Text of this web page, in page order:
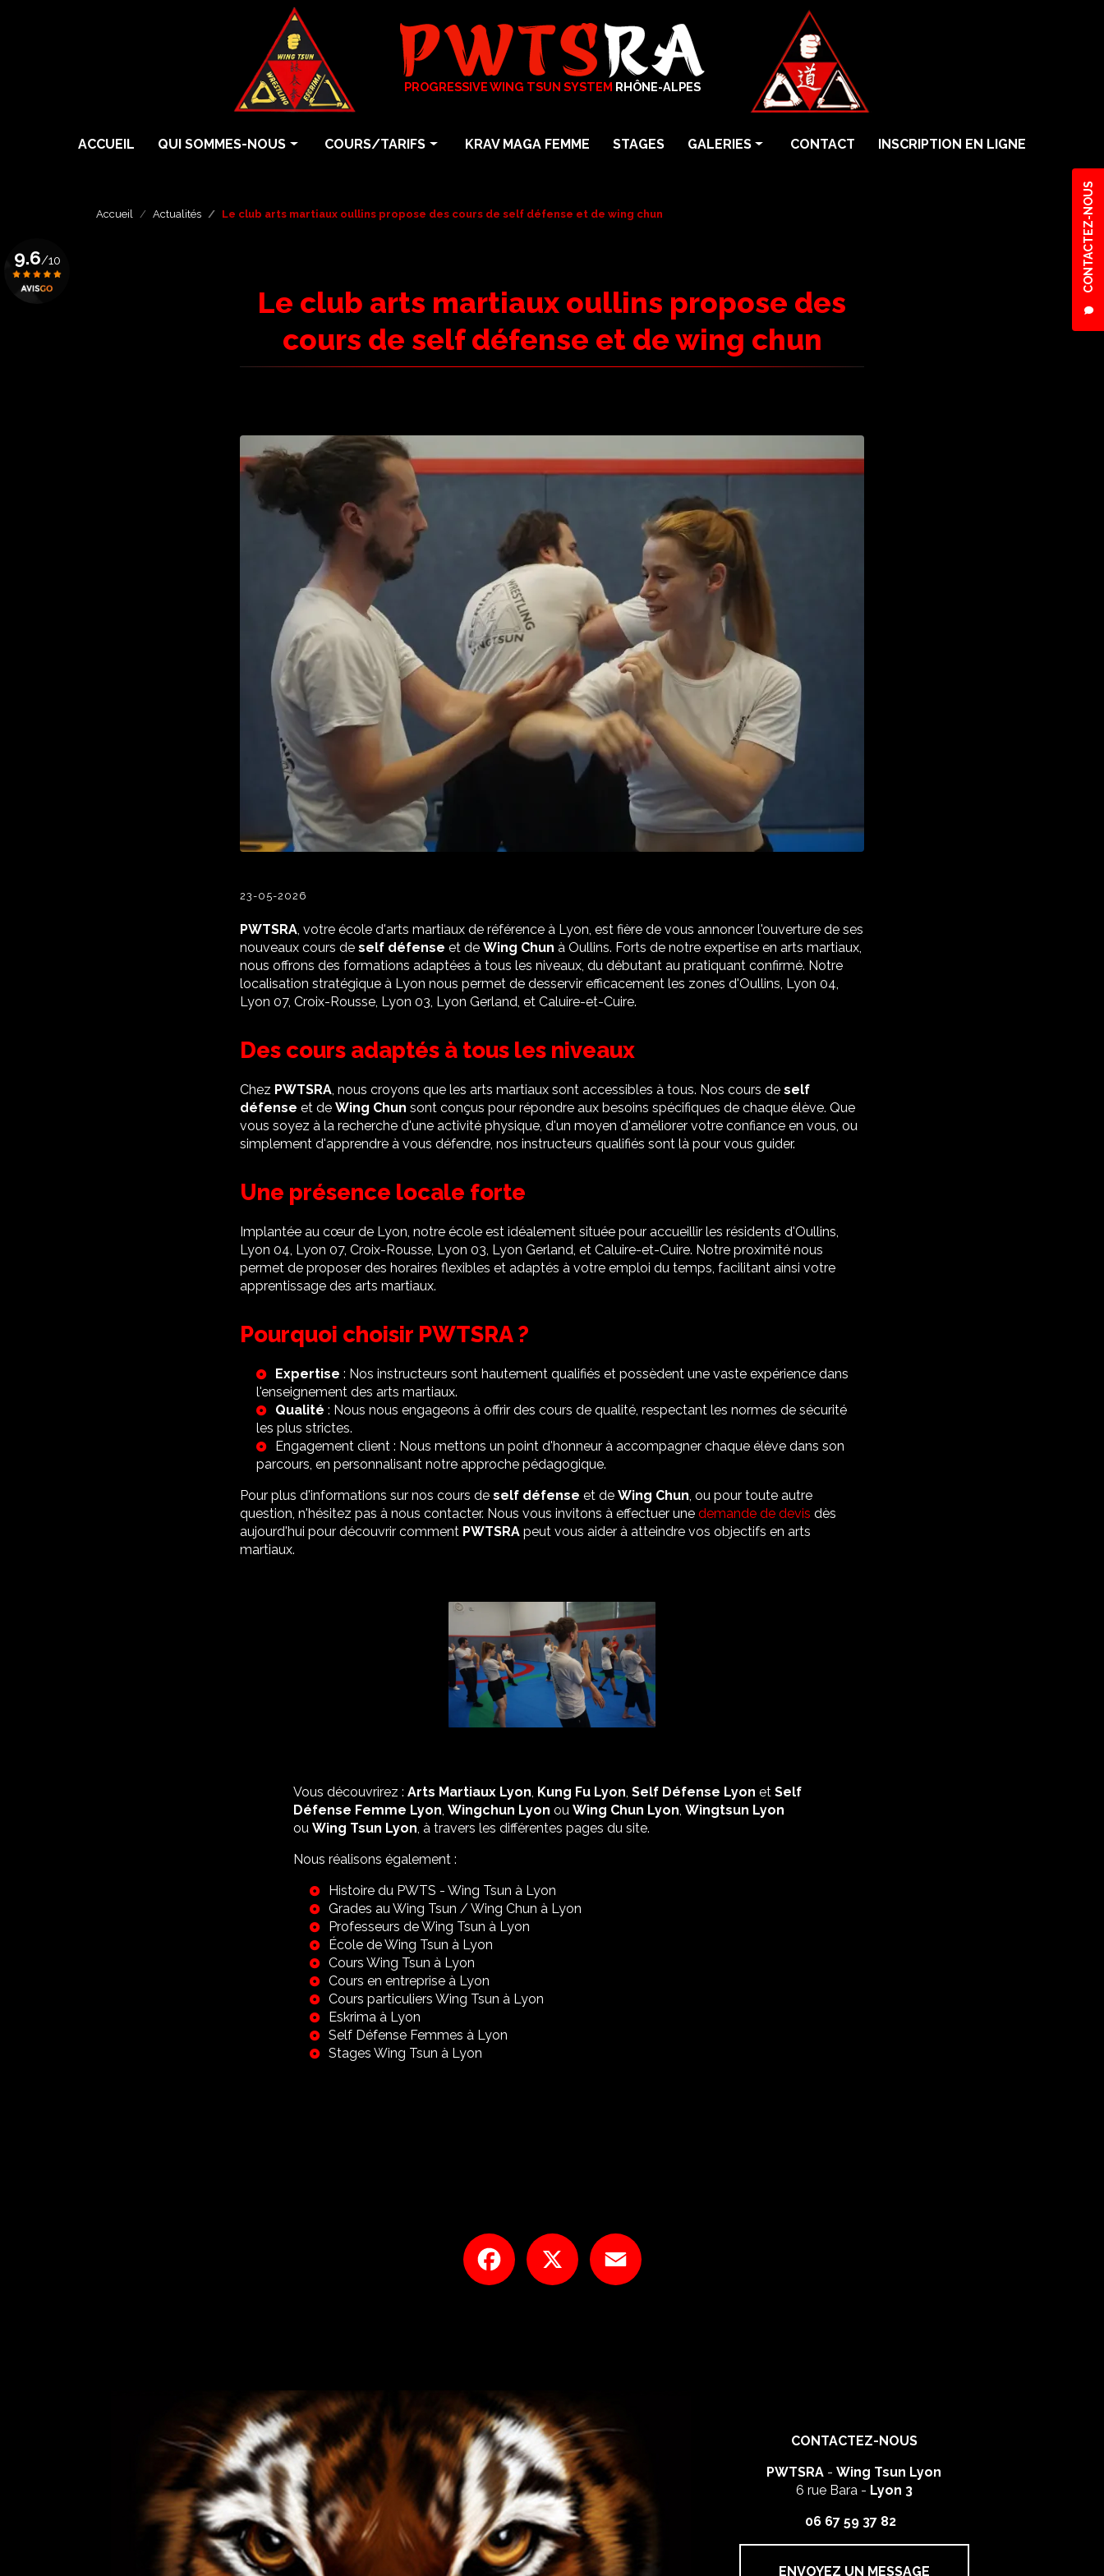
PROGRESSIVE WING TSUN SYSTEM RHÔNE-ALPES
CONTACTEZ-NOUS
ACCUEIL
QUI SOMMES-NOUS
Écoles
COURS/TARIFS
Cours particuliers
Krav Maga Femme Self Défense
KRAV MAGA FEMME STAGES GALERIES CONTACT INSCRIPTION EN LIGNE
9.6/10
Accueil Actualités Le club arts martiaux oullins propose des cours de self défense et de wing chun
Le club arts martiaux oullins propose des
cours de self défense et de wing chun
23-05-2026
PWTSRA, votre école d'arts martiaux de référence à Lyon, est fière de vous annoncer l'ouverture de ses
nouveaux cours de self défense et de Wing Chun à Oullins. Forts de notre expertise en arts martiaux,
nous offrons des formations adaptées à tous les niveaux, du débutant au pratiquant confirmé. Notre
localisation stratégique à Lyon nous permet de desservir efficacement les zones d'Oullins, Lyon 04,
Lyon 07, Croix-Rousse, Lyon 03, Lyon Gerland, et Caluire-et-Cuire.
Des cours adaptés à tous les niveaux
Chez PWTSRA, nous croyons que les arts martiaux sont accessibles à tous. Nos cours de self
défense et de Wing Chun sont conçus pour répondre aux besoins spécifiques de chaque élève. Que
vous soyez à la recherche d'une activité physique, d'un moyen d'améliorer votre confiance en vous, ou
simplement d'apprendre à vous défendre, nos instructeurs qualifiés sont là pour vous guider.
Une présence locale forte
Implantée au cœur de Lyon, notre école est idéalement située pour accueillir les résidents d'Oullins,
Lyon 04, Lyon 07, Croix-Rousse, Lyon 03, Lyon Gerland, et Caluire-et-Cuire. Notre proximité nous
permet de proposer des horaires flexibles et adaptés à votre emploi du temps, facilitant ainsi votre
apprentissage des arts martiaux.
Pourquoi choisir PWTSRA ?
Expertise : Nos instructeurs sont hautement qualifiés et possèdent une vaste expérience dans
l'enseignement des arts martiaux.
Qualité : Nous nous engageons à offrir des cours de qualité, respectant les normes de sécurité
les plus strictes.
Engagement client : Nous mettons un point d'honneur à accompagner chaque élève dans son
parcours, en personnalisant notre approche pédagogique.
Pour plus d'informations sur nos cours de self défense et de Wing Chun, ou pour toute autre
question, n'hésitez pas à nous contacter. Nous vous invitons à effectuer une demande de devis dès
aujourd'hui pour découvrir comment PWTSRA peut vous aider à atteindre vos objectifs en arts
martiaux.
Vous découvrirez : Arts Martiaux Lyon, Kung Fu Lyon, Self Défense Lyon et Self
Défense Femme Lyon, Wingchun Lyon ou Wing Chun Lyon, Wingtsun Lyon
ou Wing Tsun Lyon, à travers les différentes pages du site.
Nous réalisons également :
Histoire du PWTS - Wing Tsun à Lyon
Grades au Wing Tsun / Wing Chun à Lyon
Professeurs de Wing Tsun à Lyon
École de Wing Tsun à Lyon
Cours Wing Tsun à Lyon
Cours en entreprise à Lyon
Cours particuliers Wing Tsun à Lyon
Eskrima à Lyon
Self Défense Femmes à Lyon
Stages Wing Tsun à Lyon
Facebook
CONTACTEZ-NOUS
PWTSRA -Wing Tsun Lyon
6 rue Bara - Lyon 3
06 67 59 37 82
ENVOYEZ UN MESSAGE